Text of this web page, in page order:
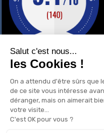
UN RENSEIGNEMENT ?